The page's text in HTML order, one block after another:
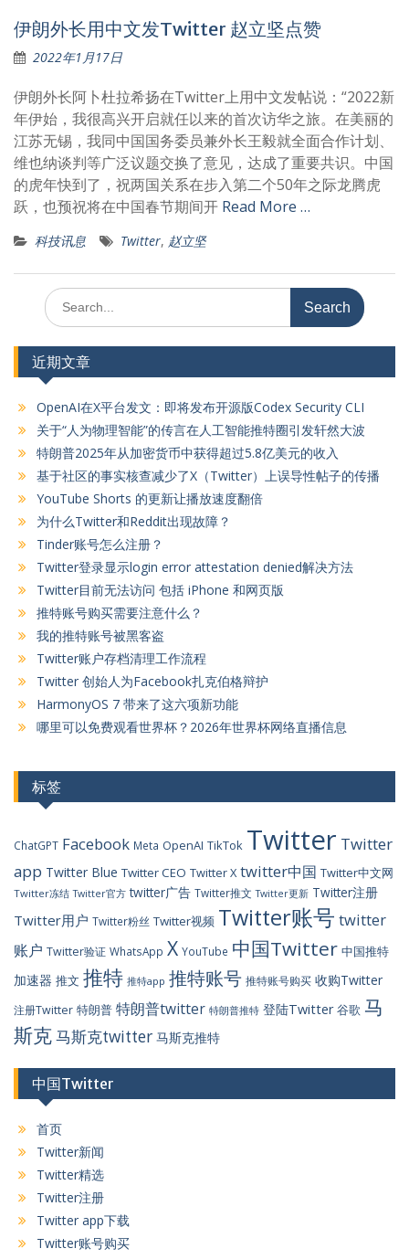
伊朗外长用中文发Twitter 赵立坚点赞
2022年1月17日
伊朗外长阿卜杜拉希扬在Twitter上用中文发帖说：“2022新
年伊始，我很高兴开启就任以来的首次访华之旅。在美丽的
江苏无锡，我同中国国务委员兼外长王毅就全面合作计划、
维也纳谈判等广泛议题交换了意见，达成了重要共识。中国
的虎年快到了，祝两国关系在步入第二个50年之际龙腾虎
跃，也预祝将在中国春节期间开 Read More …
科技讯息 Twitter, 赵立坚
Search
for:
近期文章
OpenAI在X平台发文：即将发布开源版Codex Security CLI
关于“人为物理智能”的传言在人工智能推特圈引发轩然大波
特朗普2025年从加密货币中获得超过5.8亿美元的收入
基于社区的事实核查减少了X（Twitter）上误导性帖子的传播
YouTube Shorts 的更新让播放速度翻倍
为什么Twitter和Reddit出现故障？
Tinder账号怎么注册？
Twitter登录显示login error attestation denied解决方法
Twitter目前无法访问 包括 iPhone 和网页版
推特账号购买需要注意什么？
我的推特账号被黑客盗
Twitter账户存档清理工作流程
Twitter 创始人为Facebook扎克伯格辩护
HarmonyOS 7 带来了这六项新功能
哪里可以免费观看世界杯？2026年世界杯网络直播信息
标签
ChatGPT Facebook Meta OpenAI TikTok Twitter Twitter
app Twitter Blue Twitter CEO Twitter X twitter中国 Twitter中文网
Twitter冻结 Twitter官方 twitter广告 Twitter推文 Twitter更新 Twitter注册
Twitter用户 Twitter粉丝 Twitter视频 Twitter账号 twitter
账户 Twitter验证 WhatsApp X YouTube 中国Twitter 中国推特
加速器 推文 推特 推特app 推特账号 推特账号购买 收购Twitter
注册Twitter 特朗普 特朗普twitter 特朗普推特 登陆Twitter 谷歌 马
斯克马斯克twitter 马斯克推特
中国Twitter
首页
Twitter新闻
Twitter精选
Twitter注册
Twitter app下载
Twitter账号购买